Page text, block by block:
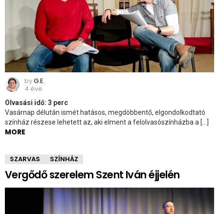
byG.E.
4 éve
Olvasási idő: 3 perc
Vasárnap délután ismét hatásos, megdöbbentő, elgondolkodtató
színház részese lehetett az, aki elment a felolvasószínházba a […]
MORE
SZARVAS SZÍNHÁZ
Vergődő szerelem Szent Iván éjjelén